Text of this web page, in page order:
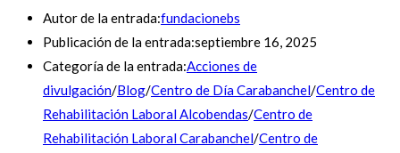
Autor de la entrada:fundacionebs
Publicación de la entrada:septiembre 16, 2025
Categoría de la entrada:Acciones de
divulgación/Blog/Centro de Día Carabanchel/Centro de
Rehabilitación Laboral Alcobendas/Centro de
Rehabilitación Laboral Carabanchel/Centro de